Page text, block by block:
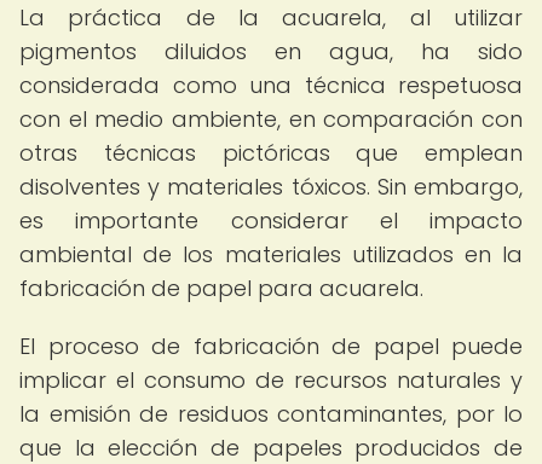
La práctica de la acuarela, al utilizar
pigmentos diluidos en agua, ha sido
considerada como una técnica respetuosa
con el medio ambiente, en comparación con
otras técnicas pictóricas que emplean
disolventes y materiales tóxicos. Sin embargo,
es importante considerar el impacto
ambiental de los materiales utilizados en la
fabricación de papel para acuarela.
El proceso de fabricación de papel puede
implicar el consumo de recursos naturales y
la emisión de residuos contaminantes, por lo
que la elección de papeles producidos de